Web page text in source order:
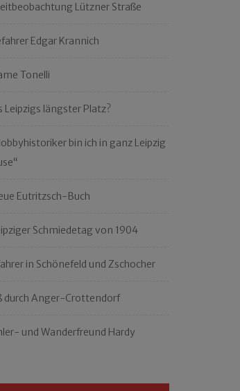
Lützner Straße
Edgar Krannich
Tonelli
Leipzigs längster Platz?
bin ich in ganz Leipzig
Eutritzsch-Buch
Schmiedetag von 1904
in Schönefeld und Zschocher
durch Anger-Crottendorf
und Wanderfreund Hardy